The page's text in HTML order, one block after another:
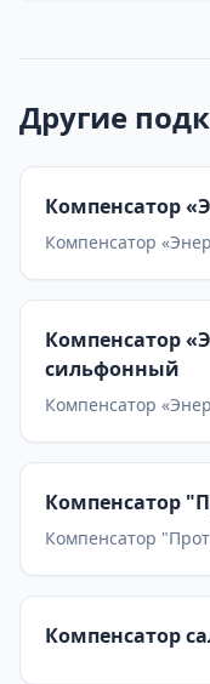
Другие
Компенсатор
Компенсатор
Компенсатор
сильфонный
Компенсатор
Компенсатор
Компенсатор
Компенсатор